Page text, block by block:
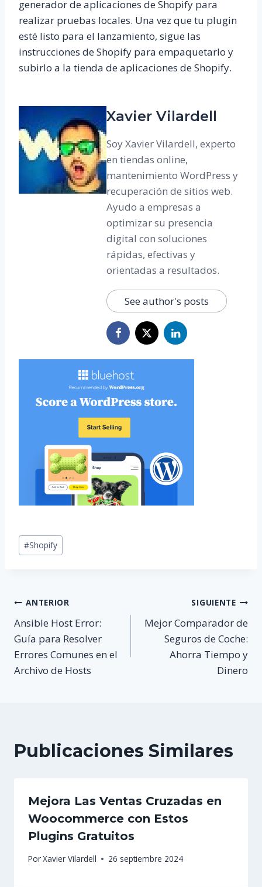
generador de aplicaciones de Shopify para
realizar pruebas locales. Una vez que tu plugin
esté listo para el lanzamiento, sigue las
instrucciones de Shopify para empaquetarlo y
subirlo a la tienda de aplicaciones de Shopify.
Xavier Vilardell
Soy Xavier Vilardell, experto
en tiendas online,
mantenimiento WordPress y
recuperación de sitios web.
Ayudo a empresas a
optimizar su presencia
digital con soluciones
rápidas, efectivas y
orientadas a resultados.
See author's posts
Etiquetas
de
#Shopify
Navegación
de
entradas
ANTERIOR
Ansible Host Error:
Guía para Resolver
Errores Comunes en el
Archivo de Hosts
SIGUIENTE
Mejor Comparador de
Seguros de Coche:
Ahorra Tiempo y
Dinero
Publicaciones Similares
Mejora Las Ventas Cruzadas en
Woocommerce con Estos
Plugins Gratuitos
PorXavier Vilardell 26 septiembre 2024